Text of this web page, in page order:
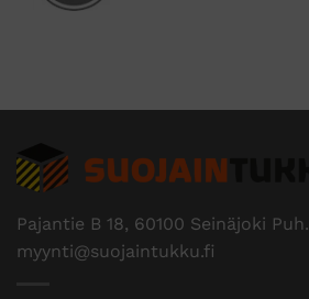
Pajantie B 18, 60100 Seinäjoki Puh.
myynti@suojaintukku.fi